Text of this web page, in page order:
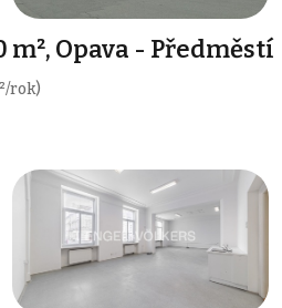
Opava - Předměstí
rok)